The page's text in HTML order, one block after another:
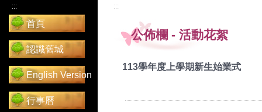
:::
首頁
認識舊城
English Version
行事曆
:::
公佈欄 - 活動花絮
113學年度上學期新生始業式